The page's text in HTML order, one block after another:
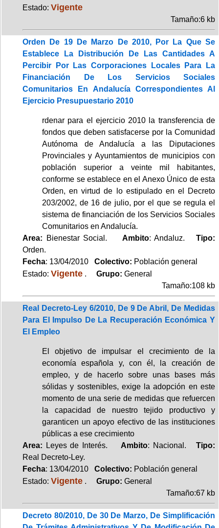
Estado: Vigente
Tamaño:6 kb
Orden De 19 De Marzo De 2010, Por La Que Se
Establece La Distribución De Las Cantidades A
Percibir Por Las Corporaciones Locales Para La
Financiación De Los Servicios Sociales
Comunitarios En Andalucía Correspondientes Al
Ejercicio Presupuestario 2010
rdenar para el ejercicio 2010 la transferencia de
fondos que deben satisfacerse por la Comunidad
Autónoma de Andalucía a las Diputaciones
Provinciales y Ayuntamientos de municipios con
población superior a veinte mil habitantes,
conforme se establece en el Anexo Único de esta
Orden, en virtud de lo estipulado en el Decreto
203/2002, de 16 de julio, por el que se regula el
sistema de financiación de los Servicios Sociales
Comunitarios en Andalucía.
Area: Bienestar Social. Ambito: Andaluz.Tipo:
Orden.
Fecha: 13/04/2010 Colectivo: Población general
Estado: Vigente . Grupo: General
Tamaño:108 kb
Real Decreto-Ley 6/2010, De 9 De Abril, De Medidas
Para El Impulso De La Recuperación Económica Y
El Empleo
El objetivo de impulsar el crecimiento de la
economía española y, con él, la creación de
empleo, y de hacerlo sobre unas bases más
sólidas y sostenibles, exige la adopción en este
momento de una serie de medidas que refuercen
la capacidad de nuestro tejido productivo y
garanticen un apoyo efectivo de las instituciones
públicas a ese crecimiento
Area: Leyes de Interés. Ambito: Nacional.Tipo:
Real Decreto-Ley.
Fecha: 13/04/2010 Colectivo: Población general
Estado: Vigente . Grupo: General
Tamaño:67 kb
Decreto 80/2010, De 30 De Marzo, De Simplificación